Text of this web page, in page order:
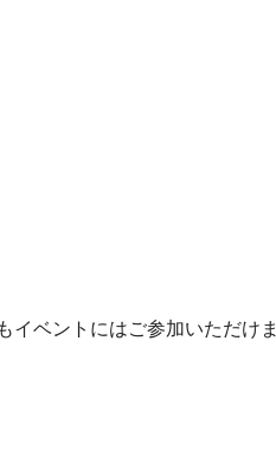
ベントにはご参加いただけま